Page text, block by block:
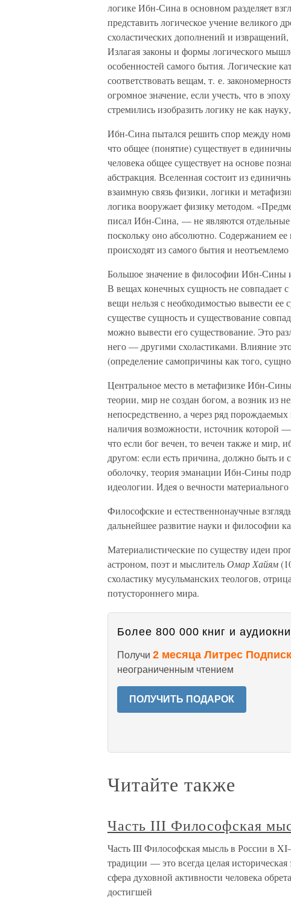
логике Ибн-Сина в основном разделяет
представить логическое учение великого
схоластических дополнений и
Излагая законы и формы логического
особенностей самого бытия. Логические
соответствовать вещам, т. е.
огромное значение, если учесть, что в
стремились изобразить логику не как
Ибн-Сина пытался решить спор между
что общее (понятие) существует в
человека общее существует на основе
абстракция. Вселенная состоит из
взаимную связь физики, логики и
логика вооружает физику методом.
писал Ибн-Сина, — не являются
поскольку оно абсолютно. Содержанием ее
происходят из самого бытия и
Большое значение в философии Ибн-Сины
В вещах конечных сущность не совпадает
вещи нельзя с необходимостью вывести ее
существе сущность и существование
можно вывести его существование. Это
него — другими схоластиками. Влияние
(определение самопричины как того,
Центральное место в метафизике Ибн-
теории, мир не создан богом, а возник из
непосредственно, а через ряд
наличия возможности, источник которой
что если бог вечен, то вечен также и мир,
другом: если есть причина, должно быть и
оболочку, теория эманации Ибн-Сины
идеологии. Идея о вечности
Философские и естественнонаучные
дальнейшее развитие науки и философии
Материалистические по существу идеи
астроном, поэт и мыслительОмар Хайям
схоластику мусульманских теологов,
потустороннего мира.
Более 800 000 книг и
Получи 2 месяца Литрес
неограниченным чтением
ПОЛУЧИТЬ ПОДАРОК
Читайте также
Часть III Философская
Часть III Философская мысль в России в
традиции — это всегда целая
сфера духовной активности человека
достигшей